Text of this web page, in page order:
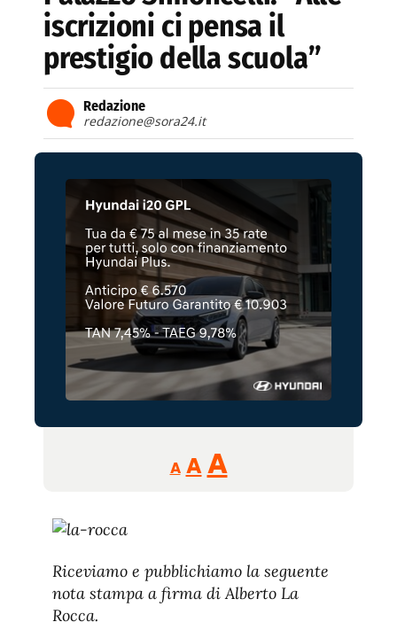
iscrizioni ci pensa il
prestigio della scuola”
Redazione
redazione@sora24.it
A
Reducir
tamaño
A Restablecer
AAumentar
fuente.
Riceviamo e pubblichiamo la seguente
nota stampa a firma di Alberto La
Rocca.